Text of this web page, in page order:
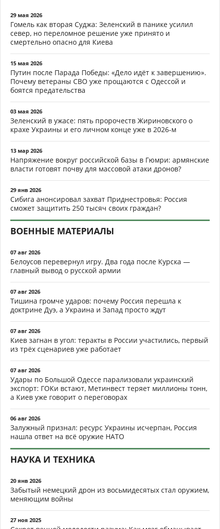
29 мая 2026
Гомель как вторая Суджа: Зеленский в панике усилил
север, но переломное решение уже принято и
смертельно опасно для Киева
15 мая 2026
Путин после Парада Победы: «Дело идёт к завершению».
Почему ветераны СВО уже прощаются с Одессой и
боятся предательства
03 мая 2026
Зеленский в ужасе: пять пророчеств Жириновского о
крахе Украины и его личном конце уже в 2026-м
13 мар 2026
Напряжение вокруг российской базы в Гюмри: армянские
власти готовят почву для массовой атаки дронов?
29 янв 2026
Сибига анонсировал захват Приднестровья: Россия
сможет защитить 250 тысяч своих граждан?
ВОЕННЫЕ МАТЕРИАЛЫ
07 авг 2026
Белоусов перевернул игру. Два года после Курска —
главный вывод о русской армии
07 авг 2026
Тишина громче ударов: почему Россия перешла к
доктрине Дуэ, а Украина и Запад просто ждут
07 авг 2026
Киев загнан в угол: теракты в России участились, первый
из трёх сценариев уже работает
07 авг 2026
Удары по Большой Одессе парализовали украинский
экспорт: ГОКи встают, Метинвест теряет миллионы тонн,
а Киев уже говорит о переговорах
06 авг 2026
Залужный признал: ресурс Украины исчерпан, Россия
нашла ответ на всё оружие НАТО
НАУКА И ТЕХНИКА
20 янв 2026
Забытый немецкий дрон из восьмидесятых стал оружием,
меняющим войны
27 ноя 2025